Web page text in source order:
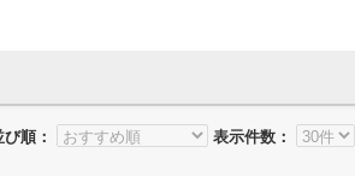
び順： 表示件数：